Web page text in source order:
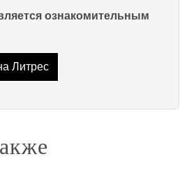
ознакомительным
Литрес